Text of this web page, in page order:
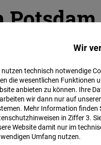
Wir
nutzen technisch notwendige
die wesentlichen Funktionen
anbieten zu können. Ihre
wir dann nur auf
Mehr Information finden
in Ziffer 3.
Website damit nur im
Umfang nutzen.